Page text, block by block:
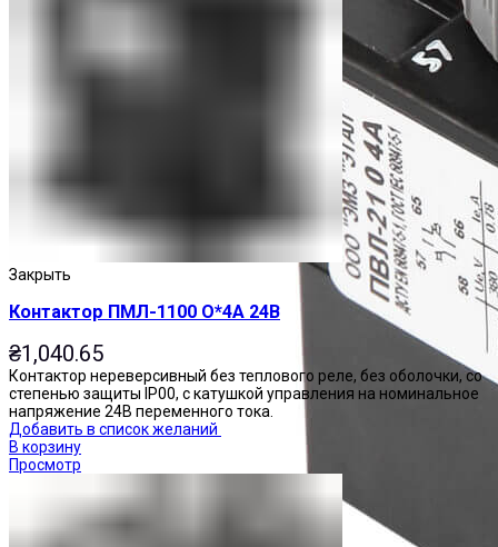
Закрыть
Контактор ПМЛ-1100 О*4А 24В
₴1,040.65
Контактор нереверсивный без теплового реле, без оболочки, со
степенью защиты IP00, с катушкой управления на номинальное
напряжение 24В переменного тока.
Добавить в список желаний
В корзину
Просмотр